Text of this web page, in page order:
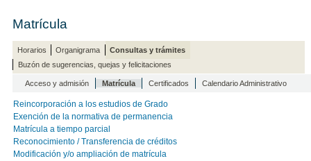
Matrícula
Horarios Organigrama
Consultas y trámites
Buzón de sugerencias, quejas y felicitaciones
Acceso y admisión Matrícula Certificados Calendario Administrativo
Reincorporación a los estudios de Grado
Exención de la normativa de permanencia
Matrícula a tiempo parcial
Reconocimiento / Transferencia de créditos
Modificación y/o ampliación de matrícula